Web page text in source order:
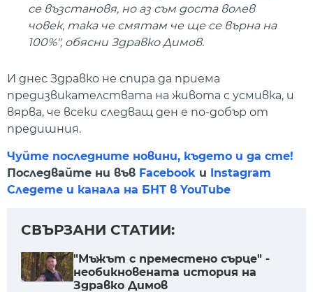
се възстановя, но аз съм доста волев
човек, така че смятам че ще се върна на
100%", обясни Здравко Димов.
И днес Здравко не спира да приема
предизвикателствата на живота с усмивка, и
вярва, че всеки следващ ден е по-добър от
предишния.
Чуйте последните новини, където и да сте!
Последвайте ни във Facebook и Instagram
Следете и канала на БНТ в YouTube
СВЪРЗАНИ СТАТИИ:
"Мъжът с преместено сърце" -
необикновената история на
Здравко Димов